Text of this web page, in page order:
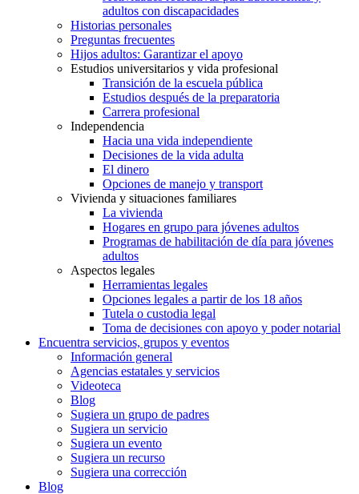
adultos con discapacidades
Historias personales
Preguntas frecuentes
Hijos adultos: Garantizar el apoyo
Estudios universitarios y vida profesional
Transición de la escuela pública
Estudios después de la preparatoria
Carrera profesional
Independencia
Hacia una vida independiente
Decisiones de la vida adulta
El dinero
Opciones de manejo y transport
Vivienda y situaciones familiares
La vivienda
Hogares en grupo para jóvenes adultos
Programas de habilitación de día para jóvenes
adultos
Aspectos legales
Herramientas legales
Opciones legales a partir de los 18 años
Tutela o custodia legal
Toma de decisiones con apoyo y poder notarial
Encuentra servicios, grupos y eventos
Información general
Agencias estatales y servicios
Videoteca
Blog
Sugiera un grupo de padres
Sugiera un servicio
Sugiera un evento
Sugiera un recurso
Sugiera una corrección
Blog